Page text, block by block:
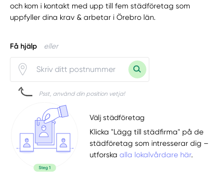
och kom i kontakt med upp till fem städföretag som
uppfyller dina krav & arbetar i Örebro län.
Få hjälp eller
Psst, använd din position vetja!
Välj städföretag
Klicka "Lägg till städfirma" på de
städföretag som intresserar dig –
utforskaalla lokalvårdare här.